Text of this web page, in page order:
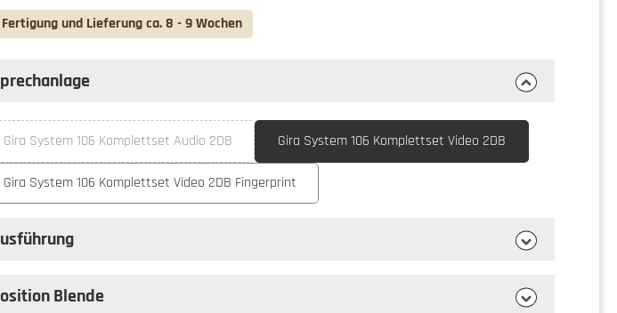
Fertigung und Lieferung ca. 8 - 9 Wochen
auswählen
Gira System 106 Komplettset Audio 2DB
(Diese Option ist zurzeit nicht verfügbar.)
Gira System 106 Komplettset Video 2DB
Gira System 106 Komplettset Video 2DB Fingerprint
Blende